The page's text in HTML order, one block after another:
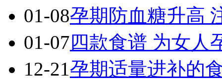
01-08孕期防血糖升高
01-07四款食谱 为女人
12-21孕期适量进补的